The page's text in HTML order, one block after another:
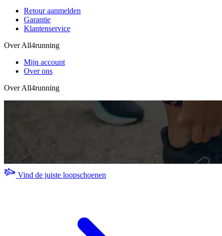
Retour aanmelden
Garantie
Klantenservice
Over All4running
Mijn account
Over ons
Over All4running
Vind de juiste loopschoenen